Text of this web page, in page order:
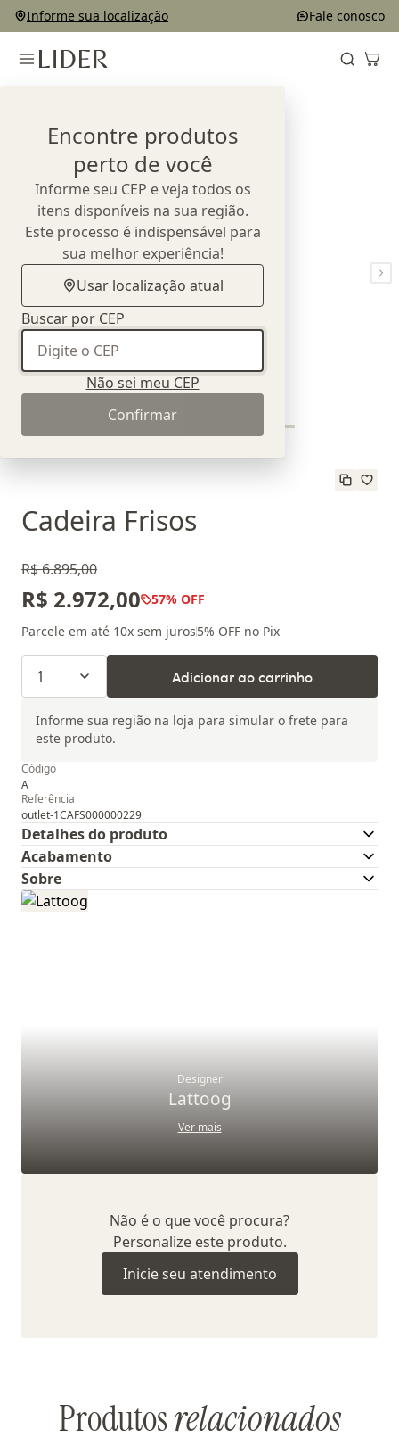
Informe sua localização Fale conosco
Encontre produtos
perto de você
Informe seu CEP e veja todos os
itens disponíveis na sua região.
Este processo é indispensável para
sua melhor experiência!
Usar localização atual
Buscar por CEP
Não sei meu CEP
Confirmar
Cadeira Frisos
R$ 6.895,00
R$ 2.972,00 57% OFF
Parcele em até 10x sem juros5% OFF no Pix
1 Adicionar ao carrinho
Informe sua região na loja para simular o frete para
este produto.
Código
A
Referência
outlet-1CAFS000000229
Detalhes do produto
Acabamento
Sobre
Designer
Lattoog
Ver mais
Não é o que você procura?
Personalize este produto.
Inicie seu atendimento
Produtosrelacionados